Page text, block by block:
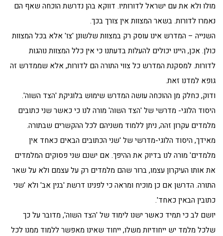
מולו ולא את עם ישראל לדורותיו. דווקא בהן נדרשת הוכחה שאף הם
נאמרו לדורות. בשאר המצוות אין צורך בכך.
השנייה – המדרש אינו עוסק רק במצוות שלשונן 'צו' אלא בכל המצוות
כולן. אכן, היינו יכולים להעלות בדעתנו כי אין כלל המצוות נוהגות
לדורות. למסקנת המדרש כל צווי התורה הם לדורות, אלא שממדרש זה
גופא למדנו זאת.
ודוק, כחלק מן ההוכחה עושה המדרש שימוש בלוגיקת 'הצד השוה'.
היסוד הלוגי- מדרשי של 'הצד השוה' מורה לנו כי כאשר שני כתובים
מלמדים עקרון זהה, ניתן ללמוד משניהם לכל ההקשרים שבתורה.
מאידך, היסוד הלוגי-מדרשי של 'שני הכתובים הבאים כאחד אין
מלמדים' מורה לנו בדיוק את ההיפך. אם ישנם שני פסוקים המלמדים
את אותו העיקרון עצמו, ברור שהם מלמדים רק על עצמם ולא על שאר
התורה. הדרשן אם כן מוכיח ומראה כי לפנינו דרשת 'בנין אב' ולא 'שני
כתובין הבאין כאחד'.
יושם לב כי תמיד כאשר ישנו לימוד של 'הצד השוה', מדובר על כך
שלכל מלמד יש ייחודיות משלו, ייחוד שאינו מאפשר ללמוד ממנו לכל